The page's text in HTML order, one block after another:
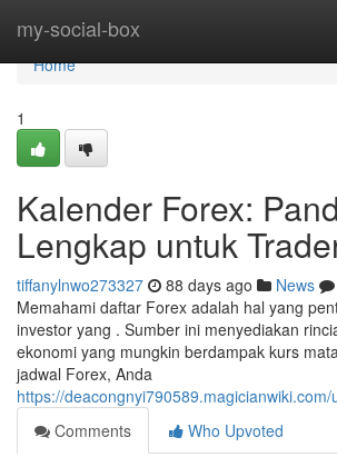
my-social-box
Home
Home
1
Kalender Forex:
Lengkap untuk
tiffanylnwo273327 88 days ago News
Memahami daftar Forex adalah hal yang
investor yang . Sumber ini menyediakan
ekonomi yang mungkin berdampak kurs
jadwal Forex, Anda
https://deacongnyi790589.magicianwiki.com/
Comments
Who Upvoted